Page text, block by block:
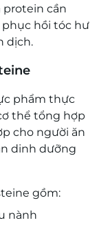
protein cần
hồi tóc hư
dịch.
phẩm thực
thể tổng hợp
cho người ăn
dinh dưỡng
gồm:
nành